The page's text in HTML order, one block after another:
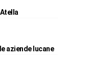
aziende lucane